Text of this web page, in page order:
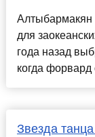
Алтыбармакян
для
года назад
когда форвард
Звезда